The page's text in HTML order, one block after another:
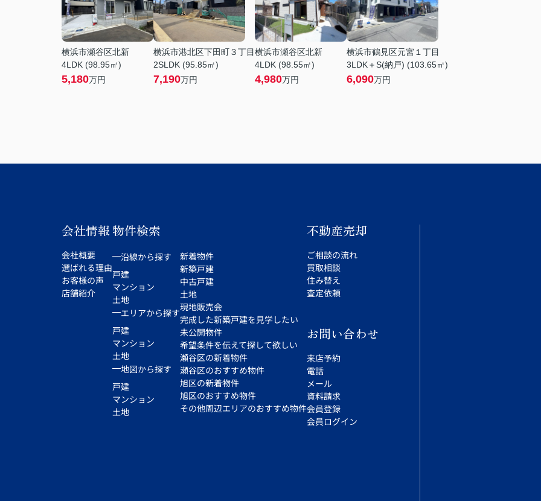
横浜市瀬谷区北新
4LDK (98.95㎡)
5,180万円
横浜市港北区下田町３丁目
2SLDK (95.85㎡)
7,190万円
横浜市瀬谷区北新
4LDK (98.55㎡)
4,980万円
横浜市鶴見区元宮１丁目
3LDK＋S(納戸) (103.65㎡)
6,090万円
会社情報
会社概要
選ばれる理由
お客様の声
店舗紹介
物件検索
沿線から探す
戸建
マンション
土地
エリアから探す
戸建
マンション
土地
地図から探す
戸建
マンション
土地
新着物件
新築戸建
中古戸建
土地
現地販売会
完成した新築戸建を見学したい
未公開物件
希望条件を伝えて探して欲しい
瀬谷区の新着物件
瀬谷区のおすすめ物件
旭区の新着物件
旭区のおすすめ物件
その他周辺エリアのおすすめ物件
不動産売却
ご相談の流れ
買取相談
住み替え
査定依頼
お問い合わせ
来店予約
電話
メール
資料請求
会員登録
会員ログイン